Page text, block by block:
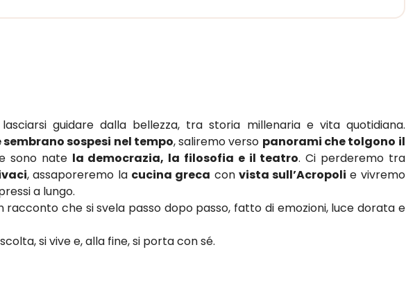
guidare dalla bellezza, tra storia millenaria e vita quotidiana.
sospesi nel tempo, saliremo verso panorami che tolgono il
sono nate la democrazia, la filosofia e il teatro. Ci perderemo tra
, assaporeremo la cucina greca con vista sull’Acropoli e vivremo
a lungo.
racconto che si svela passo dopo passo, fatto di emozioni, luce dorata e
si vive e, alla fine, si porta con sé.